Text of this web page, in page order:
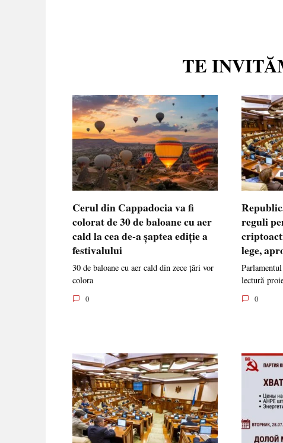
TE
Cerul din Cappadocia va fi
colorat de 30 de baloane cu aer
cald la cea de-a șaptea ediție a
festivalului
30 de baloane cu aer cald din zece țări vor
colora
0
reguli
lege,
lectură
0